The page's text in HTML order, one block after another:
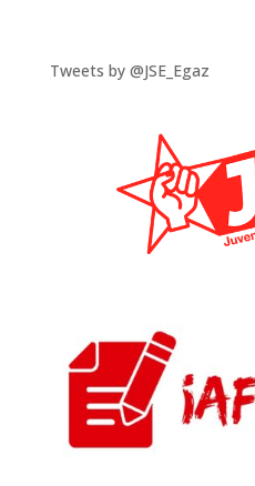
Tweets by @JSE_Egaz